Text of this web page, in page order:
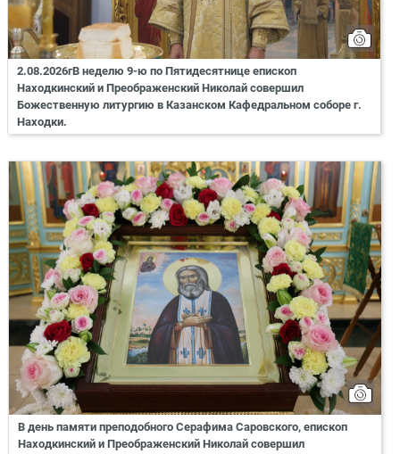
2.08.2026гВ неделю 9-ю по Пятидесятнице епископ
Находкинский и Преображенский Николай совершил
Божественную литургию в Казанском Кафедральном соборе г.
Находки.
В день памяти преподобного Серафима Саровского, епископ
Находкинский и Преображенский Николай совершил